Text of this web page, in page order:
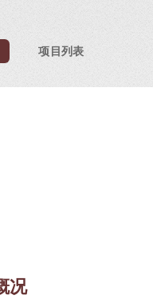
项目列表
况